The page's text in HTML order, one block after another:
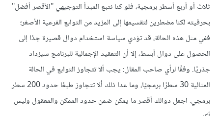
ثلاث أو أربع أسطر برمجية، فلو كنا نتبع المبدأ التوجيهي "الأقصر أفضل"
بحرفيته لكنا مضطرين لتقسيمها إلى المزيد من التوابع الفرعية الأصغر؛
ففي مثل هذه الحالة، قد تؤدي سياسة استخدام دوال قصيرة جدًا إلى
الحصول على دوال أبسط، إلا أن التعقيد الإجمالية للبرنامج سيزداد
جذريًا. وفقًا لرأي صاحب المقال: يجب ألا تتجاوز التوابع في الحالة
المثالية 30 سطرًا برمجيًا، وما عدا ذلك ألا تتجاوز طبعًا حدود 200 سطر
برمجي. اجعل دوالك أقصر ما يمكن ضمن حدود الممكن والمعقول وليس